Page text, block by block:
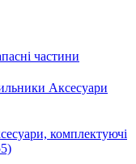
частини
Аксесуари
комплектуючі